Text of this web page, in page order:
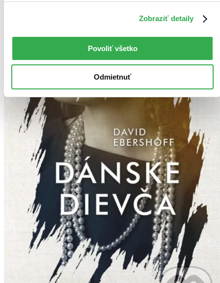
Zobraziť detaily
Povoliť všetko
Odmietnuť